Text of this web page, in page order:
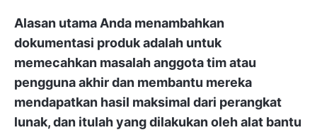
Alasan utama Anda menambahkan
dokumentasi produk adalah untuk
memecahkan masalah anggota tim atau
pengguna akhir dan membantu mereka
mendapatkan hasil maksimal dari perangkat
lunak, dan itulah yang dilakukan oleh alat bantu